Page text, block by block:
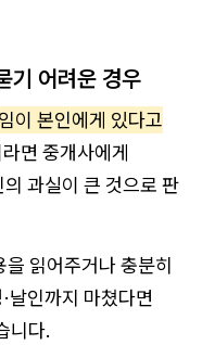
기 어려운 경우
이 본인에게 있다고
면 중개사에게
과실이 큰 것으로 판
을 읽어주거나 충분히
날인까지 마쳤다면
니다.